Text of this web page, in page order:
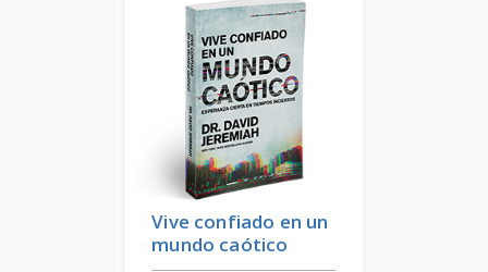
Vive confiado en un
mundo caótico